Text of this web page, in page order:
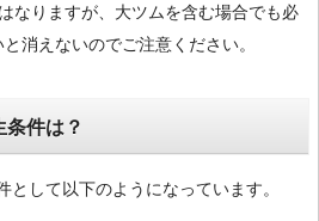
なりますが、大ツムを含む場合でも必
消えないのでご注意ください。
件は？
として以下のようになっています。